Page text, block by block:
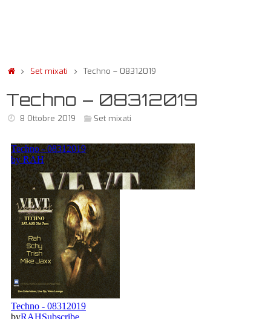
Set mixati Techno – 08312019
Techno – 08312019
8 Ottobre 2019 Set mixati